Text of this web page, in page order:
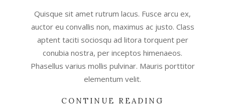
19
Quisque sit amet rutrum lacus. Fusce arcu ex,
auctor eu convallis non, maximus ac justo. Class
aptent taciti sociosqu ad litora torquent per
conubia nostra, per inceptos himenaeos.
Phasellus varius mollis pulvinar. Mauris porttitor
elementum velit.
CONTINUE READING